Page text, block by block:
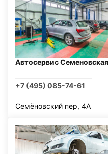
Автосервис Семеновская
+7 (495) 085-74-61
Семёновский пер, 4А